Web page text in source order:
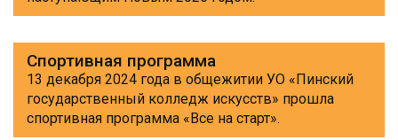
Спортивная программа
13 декабря 2024 года в общежитии УО «Пинский
государственный колледж искусств» прошла
спортивная программа «Все на старт».